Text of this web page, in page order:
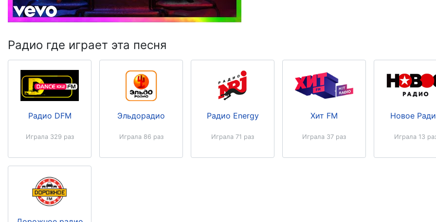
Радио где играет эта песня
Играла 329 раз
Радио DFM
Играла 86 раз
Эльдорадио
Играла 71 раз
Радио Energy
Играла 37 раз
Хит FM
Играла 13
Новое